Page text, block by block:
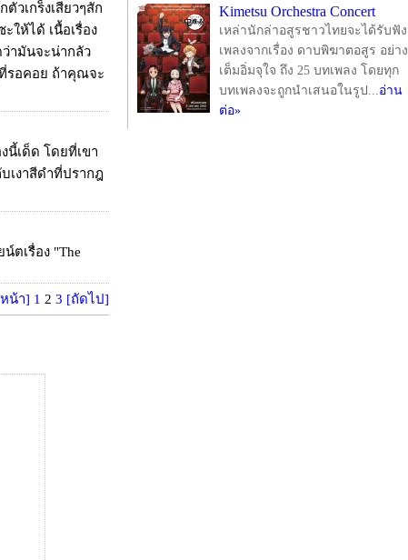
วเกร็งเสียวๆสัก
ห้ได้ เนื้อเรื่อง
ามันจะน่ากลัว
ที่รอคอย ถ้าคุณจะ
เด็ด โดยที่เขา
เงาสีดำที่ปรากฎ
ตเรื่อง "The
น้า] 1 2 3 [ถัดไป]
Kimetsu Orchestra Concert
เหล่านักล่าอสูรชาวไทยจะได้รับฟัง
เพลงจากเรื่อง ดาบพิฆาตอสูร อย่าง
เต็มอิ่มจุใจ ถึง 25 บทเพลง โดยทุก
บทเพลงจะถูกนำเสนอในรูป...อ่าน
ต่อ»